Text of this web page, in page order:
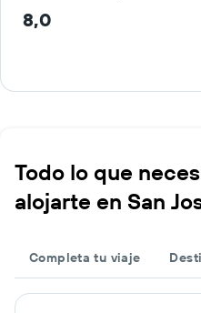
8,0
Todo lo que
alojarte en San
Completa tu viaje